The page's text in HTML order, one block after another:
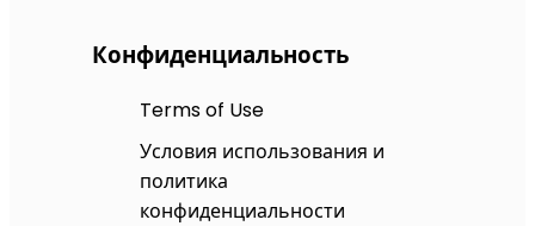
Конфиденциальность
Terms of Use
Условия использования и
политика
конфиденциальности